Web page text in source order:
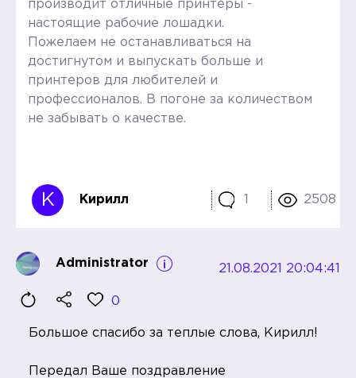
производит отличные принтеры -
настоящие рабочие лошадки.
Пожелаем не останавливаться на
достигнутом и выпускать больше и
принтеров для любителей и
профессионалов. В погоне за количеством
не забывать о качестве.
К Кирилл 1 2508
Administrator 21.08.2021 20:04:41
0
Большое спасибо за теплые слова, Кирилл!
Передал Ваше поздравление